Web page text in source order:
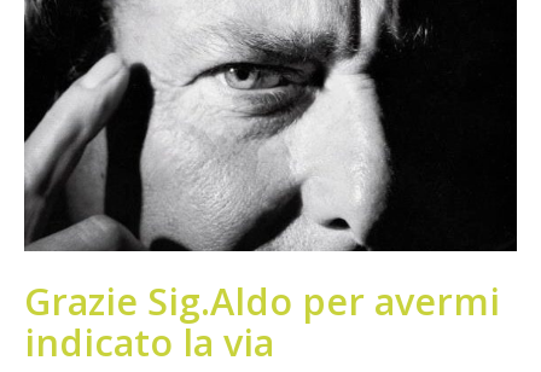
Grazie Sig.Aldo per avermi
indicato la via